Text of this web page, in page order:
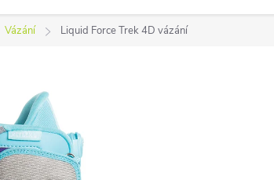
Vázání Liquid Force Trek 4D vázání